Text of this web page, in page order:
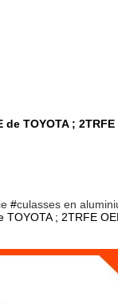
TOYOTA ; 2TRFE
#culasses en
; 2TRFE